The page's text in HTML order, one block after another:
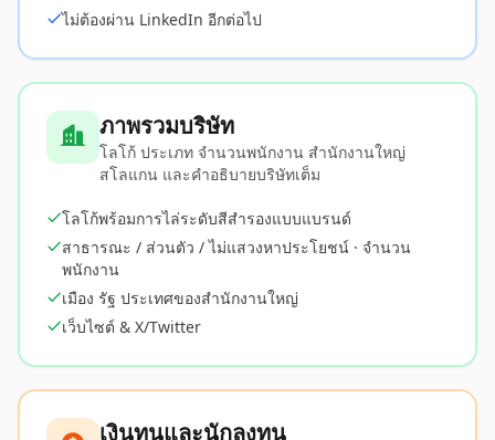
ไม่ต้องผ่าน LinkedIn อีกต่อไป
ภาพรวมบริษัท
โลโก้ ประเภท จำนวนพนักงาน สำนักงานใหญ่
สโลแกน และคำอธิบายบริษัทเต็ม
โลโก้พร้อมการไล่ระดับสีสำรองแบบแบรนด์
สาธารณะ / ส่วนตัว / ไม่แสวงหาประโยชน์ · จำนวน
พนักงาน
เมือง รัฐ ประเทศของสำนักงานใหญ่
เว็บไซต์ & X/Twitter
เงินทุนและนักลงทุน